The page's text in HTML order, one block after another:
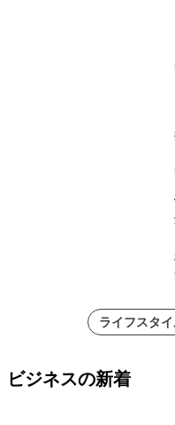
ライフスタ
ビジネスの新着